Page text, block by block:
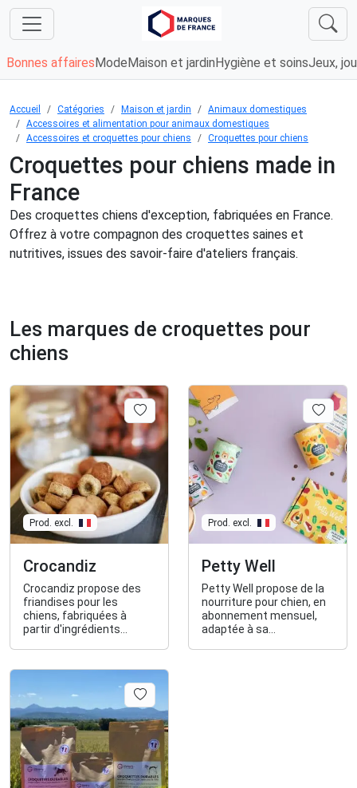
Bonnes affaires Mode Maison et jardin Hygiène et soinsJeux,
Accueil Catégories Maison et jardin
Animaux domestiques
Accessoires et alimentation pour animaux domestiques
Accessoires et croquettes pour chiens
Croquettes pour chiens
Croquettes pour chiens made in
France
Des croquettes chiens d'exception, fabriquées en France.
Offrez à votre compagnon des croquettes saines et
nutritives, issues des savoir-faire d'ateliers français.
Les marques de croquettes pour
chiens
Prod. excl.
Crocandiz
Crocandiz propose des
friandises pour les
chiens, fabriquées à
partir d'ingrédients
Prod. excl.
Petty Well
Petty Well propose de la
nourriture pour chien, en
abonnement mensuel,
adaptée à sa